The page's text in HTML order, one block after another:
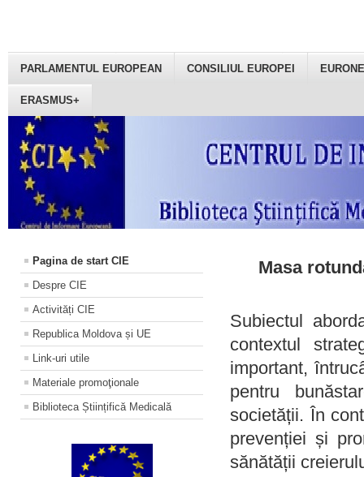
PARLAMENTUL EUROPEAN CONSILIUL EUROPEI
ERASMUS+
Pagina de start CIE
Despre CIE
Activități CIE
Republica Moldova și UE
Link-uri utile
Materiale promoţionale
Biblioteca Științifică Medicală
Masa
Subiectul
contextul
important,
pentru
societății. În
prevenției și
sănătății